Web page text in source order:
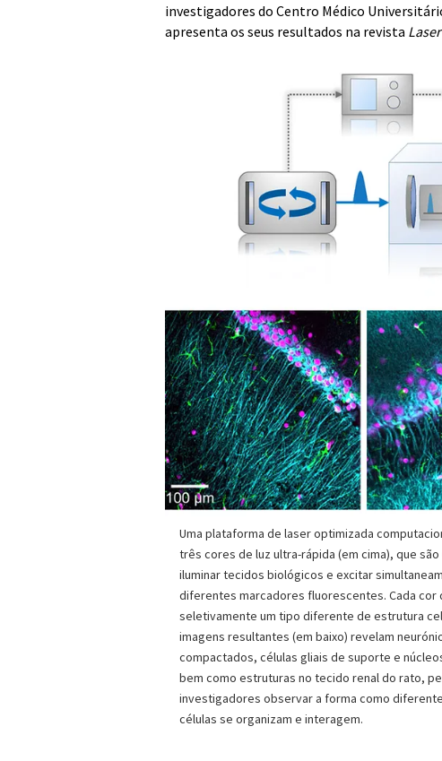
investigadores do Centro Médico
apresenta os seus resultados na revista
Uma plataforma de laser optimizada
três cores de luz ultra-rápida (em cima), que
iluminar tecidos biológicos e excitar
diferentes marcadores fluorescentes. Cada cor
seletivamente um tipo diferente de estrutura
imagens resultantes (em baixo) revelam
compactados, células gliais de suporte e
bem como estruturas no tecido renal do rato,
investigadores observar a forma como
células se organizam e interagem.